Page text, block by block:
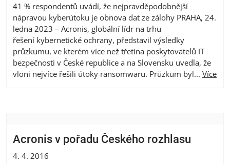
41 % respondentů uvádí, že nejpravděpodobnější
nápravou kyberútoku je obnova dat ze zálohy PRAHA, 24.
ledna 2023 – Acronis, globální lídr na trhu
řešení kybernetické ochrany, představil výsledky
průzkumu, ve kterém více než třetina poskytovatelů IT
bezpečnosti v České republice a na Slovensku uvedla, že
vloni nejvíce řešili útoky ransomwaru. Průzkum byl... Více
Acronis v pořadu Českého rozhlasu
4. 4. 2016